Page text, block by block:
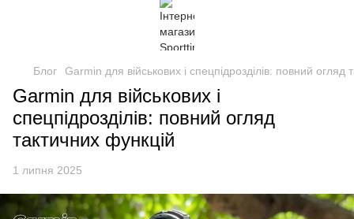
Блог Garmin для військових і спецпідрозділів: повний огляд
Garmin для військових і
спецпідрозділів: повний огляд
тактичних функцій
1 липня 2025